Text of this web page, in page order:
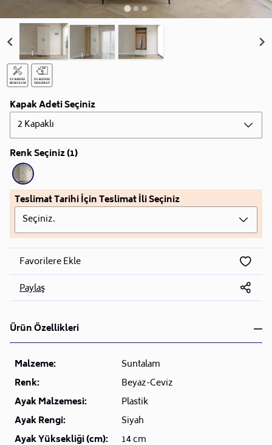
Kapak Adeti Seçiniz
2 Kapaklı
Renk Seçiniz (1)
Teslimat Tarihi İçin Teslimat İli Seçiniz
Seçiniz.
Favorilere Ekle
Paylaş
Ürün Özellikleri
Malzeme:
Suntalam
Renk:
Beyaz-Ceviz
Ayak Malzemesi:
Plastik
Ayak Rengi:
Siyah
Ayak Yüksekliği (cm):
14 cm